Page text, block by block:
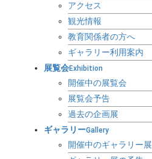
アクセス
観光情報
教育関係者の方へ
ギャラリー利用案内
展覧会Exhibition
開催中の展覧会
展覧会予告
過去の企画展
ギャラリーGallery
開催中のギャラリー展